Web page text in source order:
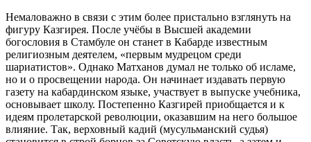
Немаловажно в связи с этим более пристально взглянуть на
фигуру Казгирея. После учёбы в Высшей академии
богословия в Стамбуле он станет в Кабарде известным
религиозным деятелем, «первым мудрецом среди
шариатистов». Однако Матханов думал не только об исламе,
но и о просвещении народа. Он начинает издавать первую
газету на кабардинском языке, участвует в выпуске учебника,
основывает школу. Постепенно Казгирей приобщается и к
идеям пролетарской революции, оказавшим на него большое
влияние. Так, верховный кадий (мусульманский судья)